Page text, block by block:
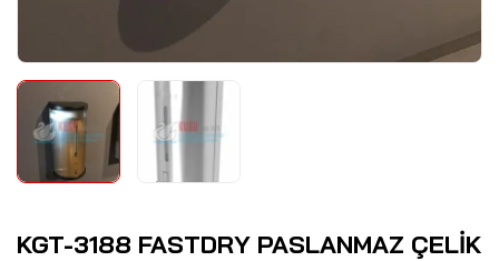
KGT-3188 FASTDRY PASLANMAZ ÇELİK